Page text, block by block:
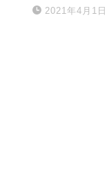
2021年4月1日